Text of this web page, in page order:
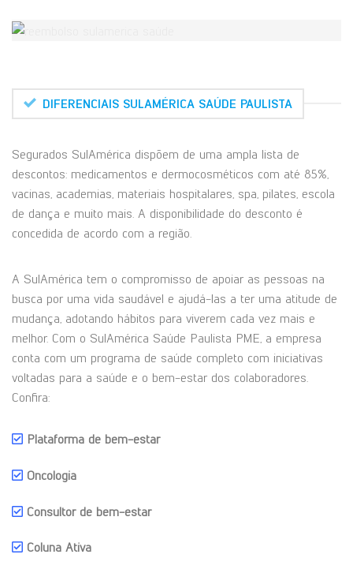
DIFERENCIAIS SULAMÉRICA SAÚDE PAULISTA
Segurados SulAmérica dispõem de uma ampla lista de
descontos: medicamentos e dermocosméticos com até 85%,
vacinas, academias, materiais hospitalares, spa, pilates, escola
de dança e muito mais. A disponibilidade do desconto é
concedida de acordo com a região.
A SulAmérica tem o compromisso de apoiar as pessoas na
busca por uma vida saudável e ajudá-las a ter uma atitude de
mudança, adotando hábitos para viverem cada vez mais e
melhor. Com o SulAmérica Saúde Paulista PME, a empresa
conta com um programa de saúde completo com iniciativas
voltadas para a saúde e o bem-estar dos colaboradores.
Confira:
Plataforma de bem-estar
Oncologia
Consultor de bem-estar
Coluna Ativa